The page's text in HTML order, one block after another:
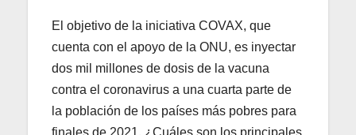
El objetivo de la iniciativa COVAX, que
cuenta con el apoyo de la ONU, es inyectar
dos mil millones de dosis de la vacuna
contra el coronavirus a una cuarta parte de
la población de los países más pobres para
finales de 2021. ¿Cuáles son los principales